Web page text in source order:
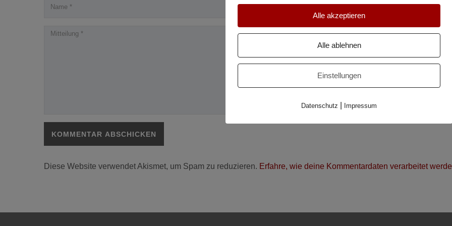
Diese Website verwendet Akismet, um Spam zu reduzieren. Erfahre, wie deine Kommentardaten verarbeitet
Alle akzeptieren
Alle ablehnen
Einstellungen
Datenschutz Impressum